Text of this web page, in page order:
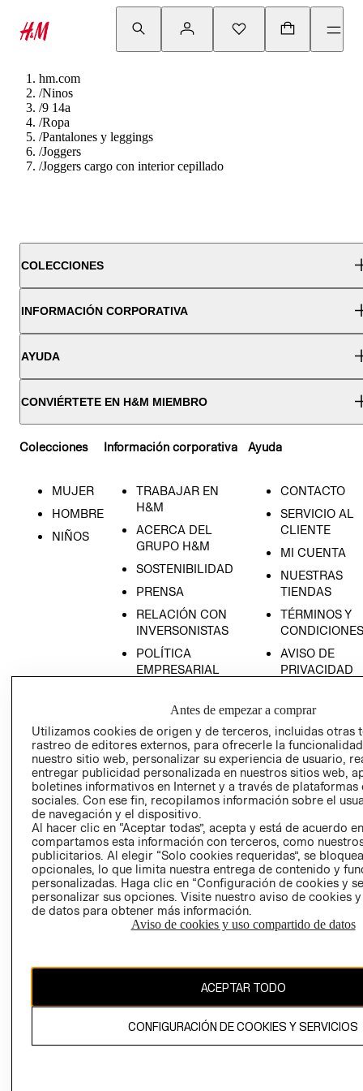
hm.com
/Ninos
/9 14a
/Ropa
/Pantalones y leggings
/Joggers
/Joggers cargo con interior cepillado
COLECCIONES
INFORMACIÓN CORPORATIVA
AYUDA
CONVIÉRTETE EN H&M MIEMBRO
Colecciones
MUJER
HOMBRE
NIÑOS
Información corporativa
TRABAJAR EN
H&M
ACERCA DEL
GRUPO H&M
SOSTENIBILIDAD
PRENSA
RELACIÓN CON
INVERSONISTAS
POLÍTICA
EMPRESARIAL
Ayuda
CONTACTO
SERVICIO AL
CLIENTE
MI CUENTA
NUESTRAS
TIENDAS
TÉRMINOS Y
CONDICIONES
AVISO DE
PRIVACIDAD
AVISO DE
COOKIES
LIBRO DE
Ecuador ($)
CAMBIAR REGIÓN
El contenido de esta página web está protegido por copyright y es
Antes de empezar a comprar
Utilizamos cookies de origen y de terceros, incluidas otras
rastreo de editores externos, para ofrecerle la
nuestro sitio web, personalizar su experiencia de usuario,
entregar publicidad personalizada en nuestros sitios web,
boletines informativos en Internet y a través de plataformas
sociales. Con ese fin, recopilamos información sobre el
de navegación y el dispositivo.
Al hacer clic en “Aceptar todas”, acepta y está de acuerdo
compartamos esta información con terceros, como
publicitarios. Al elegir “Solo cookies requeridas”, se
opcionales, lo que limita nuestra entrega de contenido y
personalizadas. Haga clic en “Configuración de cookies y
personalizar sus opciones. Visite nuestro aviso de cookies
de datos para obtener más información.
Aviso de cookies y uso compartido de datos
ACEPTAR TODO
CONFIGURACIÓN DE COOKIES Y SERVICIOS